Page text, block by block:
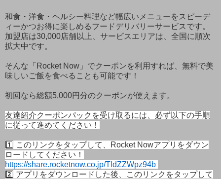
和食・洋食・ヘルシー料理など幅広いメニューをスピーデ
ィーかつお得に楽しめるフードデリバリーサービスです。
加盟店は30,000店舗以上、サービスエリアは、全国に順次
拡大中です。
そんな「Rocket Now」でクーポンを利用すれば、無料で美
味しいご飯を食べることも可能です！
初回なら総額5,000円分のクーポンが使えます。
友達紹介クーポンパックを受け取るには、必ず以下の手順
に従って進めてください！
1️⃣ このリンクをタップして、Rocket Nowアプリをダウン
ロードしてください！
https://share.rocketnow.co.jp/TldZZWpz94b
2️⃣ アプリをダウンロードした後、このリンクをタップして